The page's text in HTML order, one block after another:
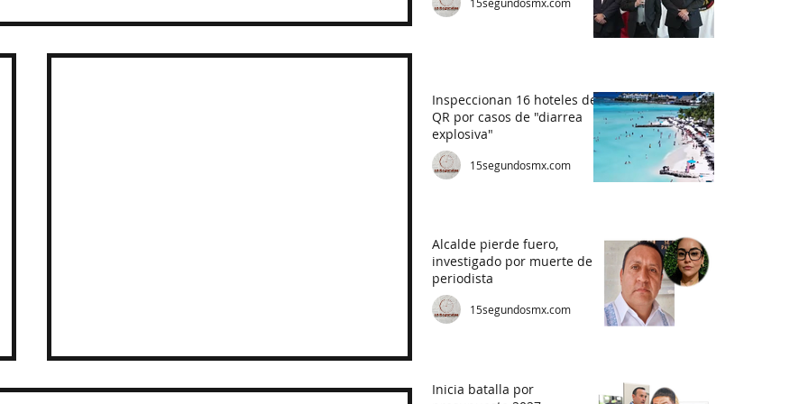
Inspeccionan 16 hoteles de
QR por casos de "diarrea
explosiva"
15segundosmx.com
Alcalde pierde fuero,
investigado por muerte de
periodista
15segundosmx.com
Inicia batalla por